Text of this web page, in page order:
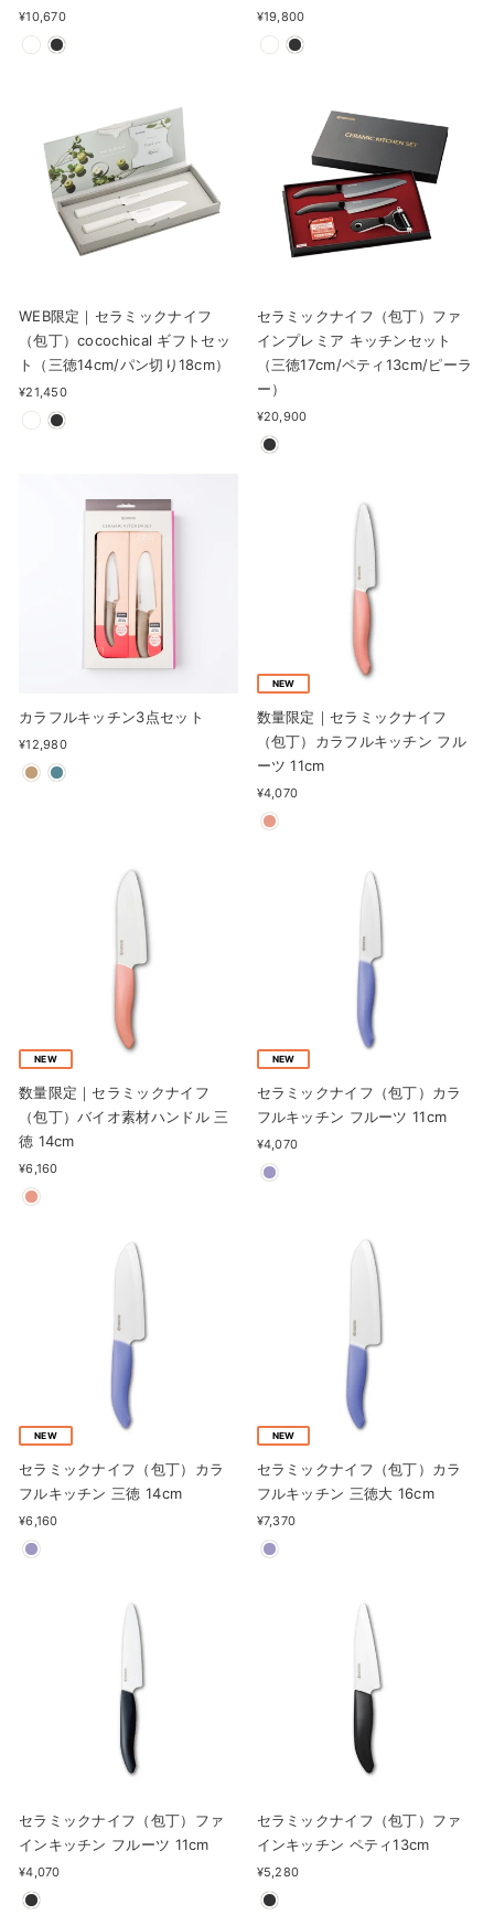
¥10,670 ¥19,800
WEB限定｜セラミックナイフ
（包丁）cocochical ギフトセッ
ト（三徳14cm/パン切り18cm）
¥21,450
セラミックナイフ（包丁）ファ
インプレミア キッチンセット
（三徳17cm/ペティ13cm/ピーラ
ー）
¥20,900
カラフルキッチン3点セット
¥12,980
NEW
数量限定｜セラミックナイフ
（包丁）カラフルキッチン フル
ーツ 11cm
¥4,070
NEW
数量限定｜セラミックナイフ
（包丁）バイオ素材ハンドル 三
徳 14cm
¥6,160
NEW
セラミックナイフ（包丁）カラ
フルキッチン フルーツ 11cm
¥4,070
NEW
セラミックナイフ（包丁）カラ
フルキッチン 三徳 14cm
¥6,160
NEW
セラミックナイフ（包丁）カラ
フルキッチン 三徳大 16cm
¥7,370
セラミックナイフ（包丁）ファ
インキッチン フルーツ 11cm
¥4,070
セラミックナイフ（包丁）ファ
インキッチン ペティ13cm
¥5,280